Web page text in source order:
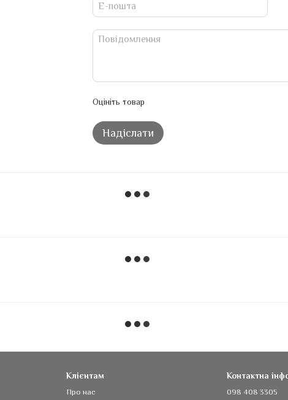
Оцініть товар
Надіслати
Клієнтам
Про нас
Контактна
098 408 3305